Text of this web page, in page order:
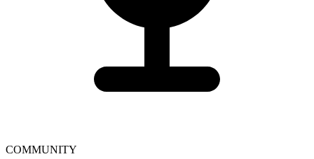
COMMUNITY